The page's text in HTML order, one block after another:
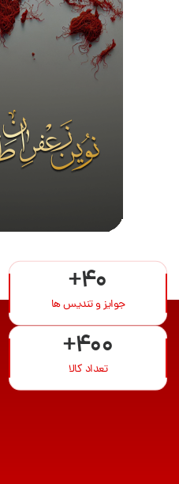
+40
جوایز و تندیس ها
+400
تعداد کالا